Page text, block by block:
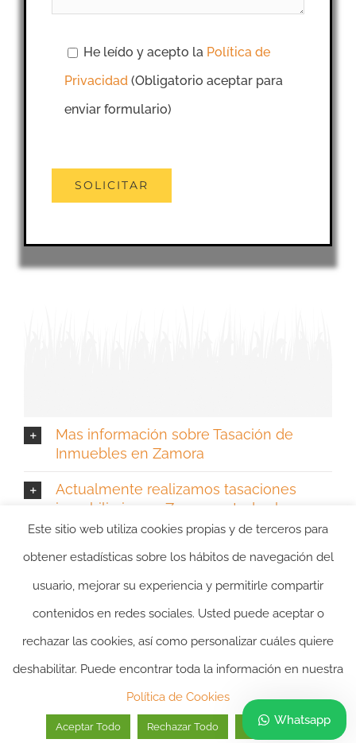
He leído y acepto la Política de
Privacidad (Obligatorio aceptar para
enviar formulario)
Mas información sobre Tasación de
Inmuebles en Zamora
Actualmente realizamos tasaciones
inmobiliarias en Zamora y todos los
municipios de la provincia de Zamora:
|
COOKIES|AVISO LEGAL
Este sitio web utiliza cookies propias y de terceros para
obtener estadísticas sobre los hábitos de navegación del
usuario, mejorar su experiencia y permitirle compartir
contenidos en redes sociales. Usted puede aceptar o
rechazar las cookies, así como personalizar cuáles quiere
deshabilitar. Puede encontrar toda la información en nuestra
Política de Cookies
Aceptar Todo Rechazar Todo Personalizar
Whatsapp